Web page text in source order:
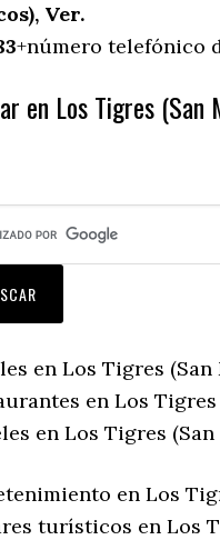
Ver.
+número telefónico
en Los Tigres (San
en Los Tigres (San
en Los Tigres
en Los Tigres (San
en Los
turísticos en Los